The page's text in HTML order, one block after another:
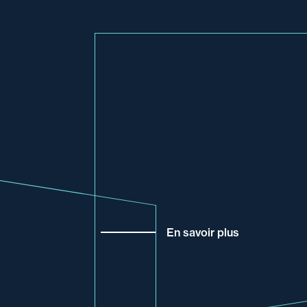
En savoir plus